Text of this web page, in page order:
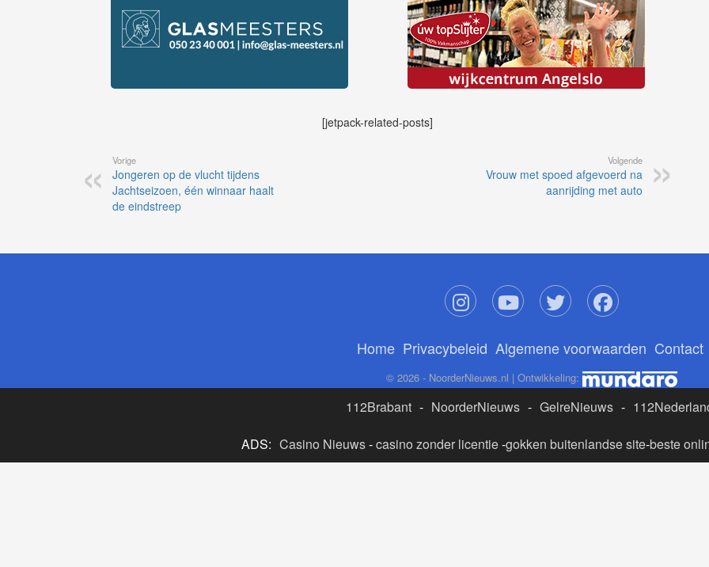
[jetpack-related-posts]
Vorige
Jongeren op de vlucht tijdens
Jachtseizoen, één winnaar haalt
de eindstreep
Volgende
Vrouw met spoed afgevoerd na
aanrijding met auto
Home Privacybeleid Algemene voorwaarden Contact
© 2026 - NoorderNieuws.nl | Ontwikkeling:
112Brabant - NoorderNieuws - GelreNieuws -
ADS: Casino Nieuws-casino zonder licentie-gokken buitenlandse site-beste